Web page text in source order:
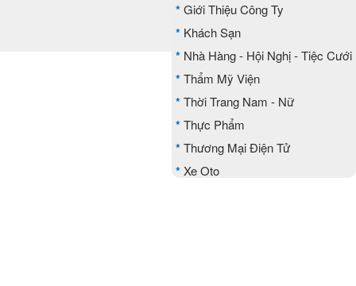
*Giới Thiệu Công Ty
* Khách Sạn
* Nhà Hàng - Hội Nghị - Tiệc Cưới
*Thẩm Mỹ Viện
*Thời Trang Nam - Nữ
*Thực Phẩm
*Thương Mại Điện Tử
*Xe Oto